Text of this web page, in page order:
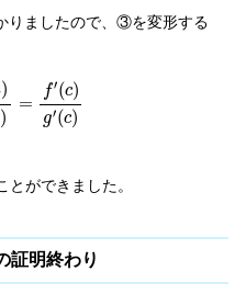
りましたので、③を変形する
)
)
=
f′(c)
g′(c)
b a)= f
とができました。
証明終わり